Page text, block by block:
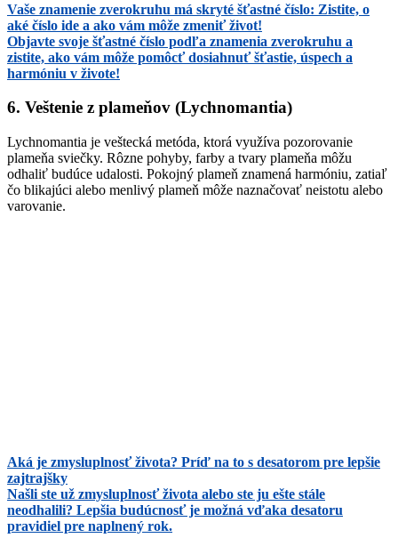
Vaše znamenie zverokruhu má skryté šťastné číslo: Zistite, o
aké číslo ide a ako vám môže zmeniť život!
Objavte svoje šťastné číslo podľa znamenia zverokruhu a
zistite, ako vám môže pomôcť dosiahnuť šťastie, úspech a
harmóniu v živote!
6. Veštenie z plameňov (Lychnomantia)
Lychnomantia je veštecká metóda, ktorá využíva pozorovanie
plameňa sviečky. Rôzne pohyby, farby a tvary plameňa môžu
odhaliť budúce udalosti. Pokojný plameň znamená harmóniu, zatiaľ
čo blikajúci alebo menlivý plameň môže naznačovať neistotu alebo
varovanie.
Aká je zmysluplnosť života? Príď na to s desatorom pre lepšie
zajtrajšky
Našli ste už zmysluplnosť života alebo ste ju ešte stále
neodhalili? Lepšia budúcnosť je možná vďaka desatoru
pravidiel pre naplnený rok.